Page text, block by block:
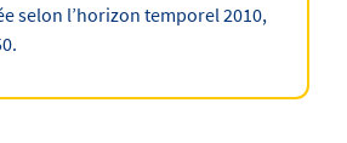
selon l’horizon temporel 2010,